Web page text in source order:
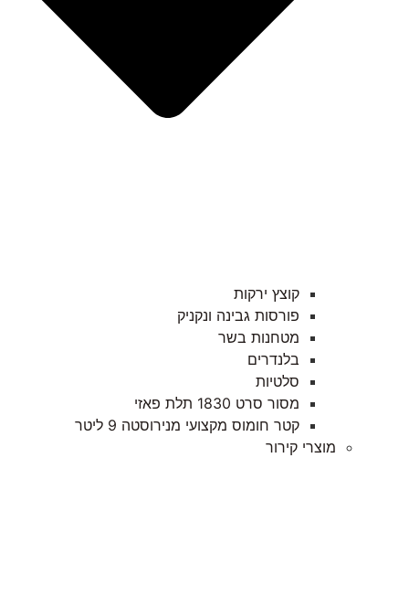
קוצץ ירקות
פורסות גבינה ונקניק
מטחנות בשר
בלנדרים
סלטיות
מסור סרט 1830 תלת פאזי
קטר חומוס מקצועי מנירוסטה 9 ליטר
מוצרי קירור